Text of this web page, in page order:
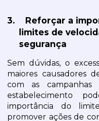
3.
Reforçar a
limites de
segurança
Sem dúvidas, o
maiores causadores
com as
estabelecimento
importância do
promover ações de